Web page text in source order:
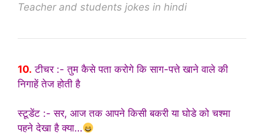
Teacher and students jokes in hindi
10. टीचर :- तुम कैसे पता करोगे कि साग-पत्ते खाने वाले की
निगाहें तेज होती है
स्टूडेंट :- सर, आज तक आपने किसी बकरी या घोडे को चश्मा
पहने देखा है क्या…